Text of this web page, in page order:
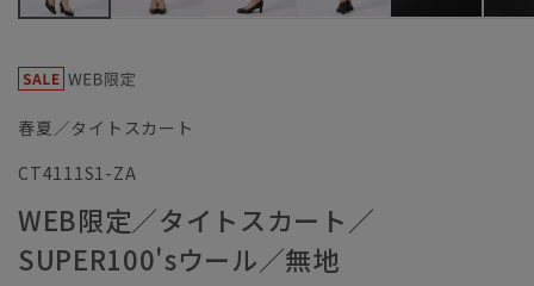
春夏／タイトスカート
CT4111S1-ZA
WEB限定／タイトスカート／
SUPER100'sウール／無地